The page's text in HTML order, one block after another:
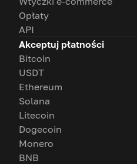
Opłaty
API
Akceptuj płatności
Bitcoin
USDT
Ethereum
Solana
Litecoin
Dogecoin
Monero
BNB